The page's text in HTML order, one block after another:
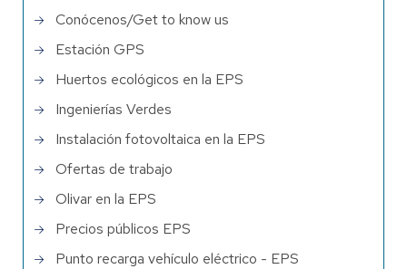
Conócenos/Get to know us
Estación GPS
Huertos ecológicos en la EPS
Ingenierías Verdes
Instalación fotovoltaica en la EPS
Ofertas de trabajo
Olivar en la EPS
Precios públicos EPS
Punto recarga vehículo eléctrico - EPS